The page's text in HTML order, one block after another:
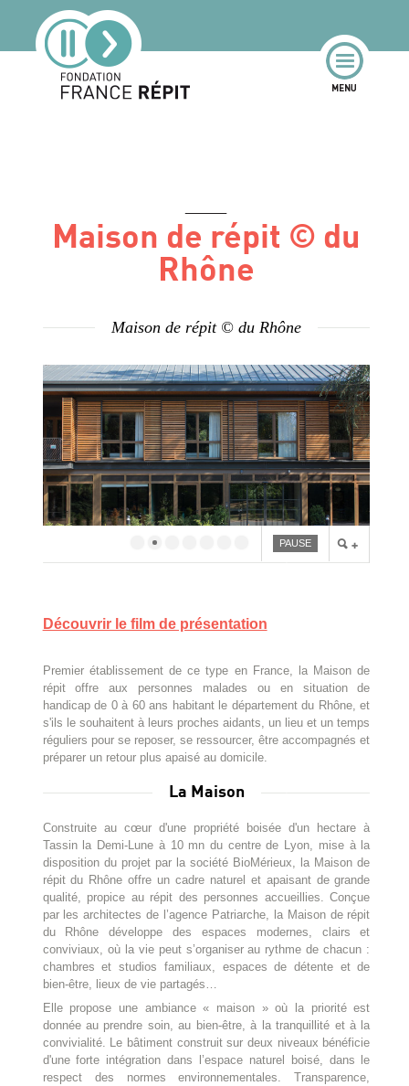
Maison de répit © du
Rhône
Maison de répit © du Rhône
PAUSE
Découvrir le film de présentation
Premier établissement de ce type en France, la Maison de
répit offre aux personnes malades ou en situation de
handicap de 0 à 60 ans habitant le département du Rhône, et
s'ils le souhaitent à leurs proches aidants, un lieu et un temps
réguliers pour se reposer, se ressourcer, être accompagnés et
préparer un retour plus apaisé au domicile.
La Maison
Construite au cœur d'une propriété boisée d'un hectare à
Tassin la Demi-Lune à 10 mn du centre de Lyon, mise à la
disposition du projet par la société BioMérieux, la Maison de
répit du Rhône offre un cadre naturel et apaisant de grande
qualité, propice au répit des personnes accueillies. Conçue
par les architectes de l’agence Patriarche, la Maison de répit
du Rhône développe des espaces modernes, clairs et
conviviaux, où la vie peut s’organiser au rythme de chacun :
chambres et studios familiaux, espaces de détente et de
bien-être, lieux de vie partagés…
Elle propose une ambiance « maison » où la priorité est
donnée au prendre soin, au bien-être, à la tranquillité et à la
convivialité. Le bâtiment construit sur deux niveaux bénéficie
d'une forte intégration dans l’espace naturel boisé, dans le
respect des normes environnementales. Transparence,